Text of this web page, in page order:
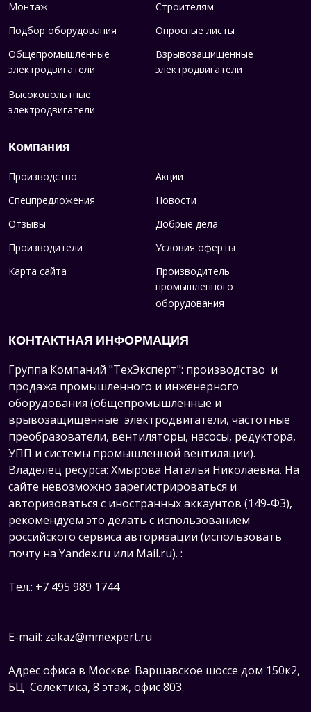
Монтаж
Строителям
Подбор оборудования
Опросные листы
Общепромышленные
электродвигатели
Взрывозащищенные
электродвигатели
Высоковольтные
электродвигатели
Компания
Производство
Акции
Спецпредложения
Новости
Отзывы
Добрые дела
Производители
Условия оферты
Карта сайта
Производитель
промышленного
оборудования
КОНТАКТНАЯ ИНФОРМАЦИЯ
Группа Компаний "ТехЭксперт": производство и
продажа промышленного и инженерного
оборудования (общепромышленные и
врывозащищённые электродвигатели, частотные
преобразователи, вентиляторы, насосы, редуктора,
УПП и системы промышленной вентиляции).
Владелец ресурса: Хмырова Наталья Николаевна. На
сайте невозможно зарегистрироваться и
авторизоваться с иностранных аккаунтов (149-ФЗ),
рекомендуем это делать с использованием
российского сервиса авторизации (использовать
почту на Yandex.ru или Mail.ru). :
Тел.: +7 495 989 1744
E-mail: zakaz@mmexpert.ru
Адрес офиса в Москве: Варшавское шоссе дом 150к2,
БЦ Селектика, 8 этаж, офис 803.